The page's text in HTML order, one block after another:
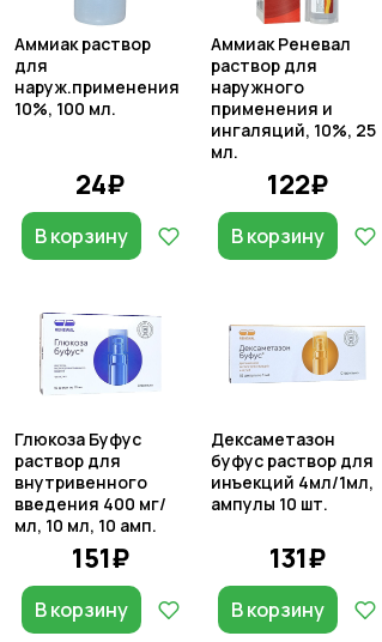
Аммиак раствор
для
наруж.применения
10%, 100 мл.
24₽
В корзину
Аммиак Реневал
раствор для
наружного
применения и
ингаляций, 10%, 25
мл.
122₽
В корзину
Глюкоза Буфус
раствор для
внутривенного
введения 400 мг/
мл, 10 мл, 10 амп.
151₽
В корзину
Дексаметазон
буфус раствор для
инъекций 4мл/1мл,
ампулы 10 шт.
131₽
В корзину